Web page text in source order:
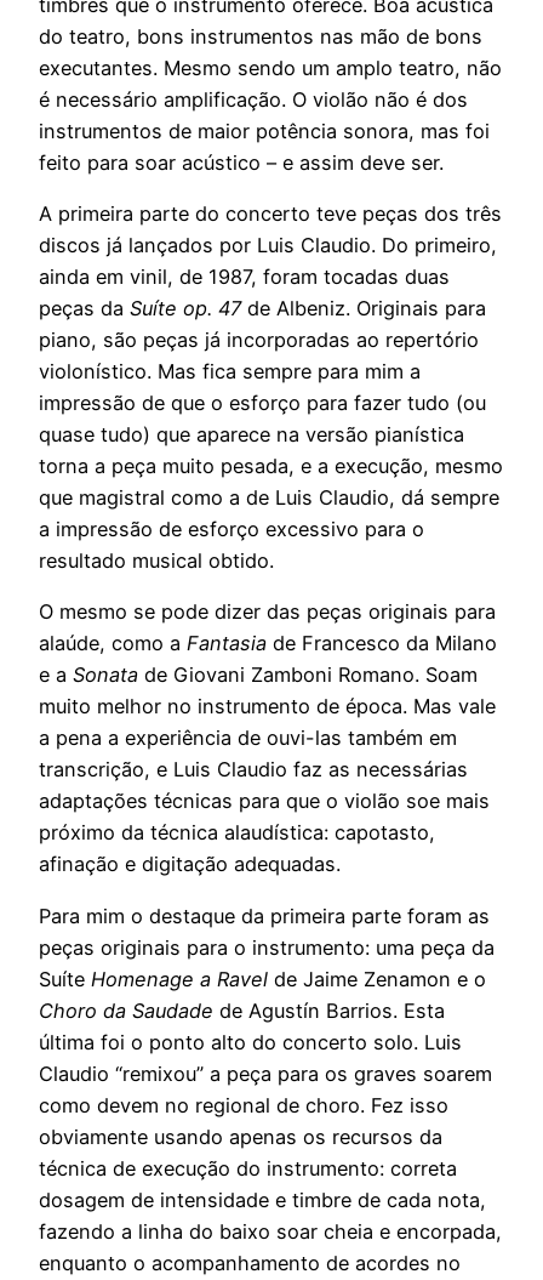
do teatro, bons instrumentos nas mão de bons
executantes. Mesmo sendo um amplo teatro, não
é necessário amplificação. O violão não é dos
instrumentos de maior potência sonora, mas foi
feito para soar acústico – e assim deve ser.
A primeira parte do concerto teve peças dos três
discos já lançados por Luis Claudio. Do primeiro,
ainda em vinil, de 1987, foram tocadas duas
peças da Suíte op. 47de Albeniz. Originais para
piano, são peças já incorporadas ao repertório
violonístico. Mas fica sempre para mim a
impressão de que o esforço para fazer tudo (ou
quase tudo) que aparece na versão pianística
torna a peça muito pesada, e a execução, mesmo
que magistral como a de Luis Claudio, dá sempre
a impressão de esforço excessivo para o
resultado musical obtido.
O mesmo se pode dizer das peças originais para
alaúde, como a Fantasia de Francesco da Milano
e a Sonata de Giovani Zamboni Romano. Soam
muito melhor no instrumento de época. Mas vale
a pena a experiência de ouvi-las também em
transcrição, e Luis Claudio faz as necessárias
adaptações técnicas para que o violão soe mais
próximo da técnica alaudística: capotasto,
afinação e digitação adequadas.
Para mim o destaque da primeira parte foram as
peças originais para o instrumento: uma peça da
Suíte Homenage a Ravel de Jaime Zenamon e o
Choro da Saudade de Agustín Barrios. Esta
última foi o ponto alto do concerto solo. Luis
Claudio “remixou” a peça para os graves soarem
como devem no regional de choro. Fez isso
obviamente usando apenas os recursos da
técnica de execução do instrumento: correta
dosagem de intensidade e timbre de cada nota,
fazendo a linha do baixo soar cheia e encorpada,
enquanto o acompanhamento de acordes no